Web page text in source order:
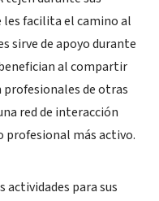
les facilita el camino al
sirve de apoyo durante
al compartir
profesionales de otras
red de interacción
profesional más activo.
para sus